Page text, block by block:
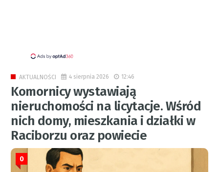
AKTUALNOŚCI 4 sierpnia 2026 12:46
Komornicy wystawiają
nieruchomości na licytacje. Wśród
nich domy, mieszkania i działki w
Raciborzu oraz powiecie
0